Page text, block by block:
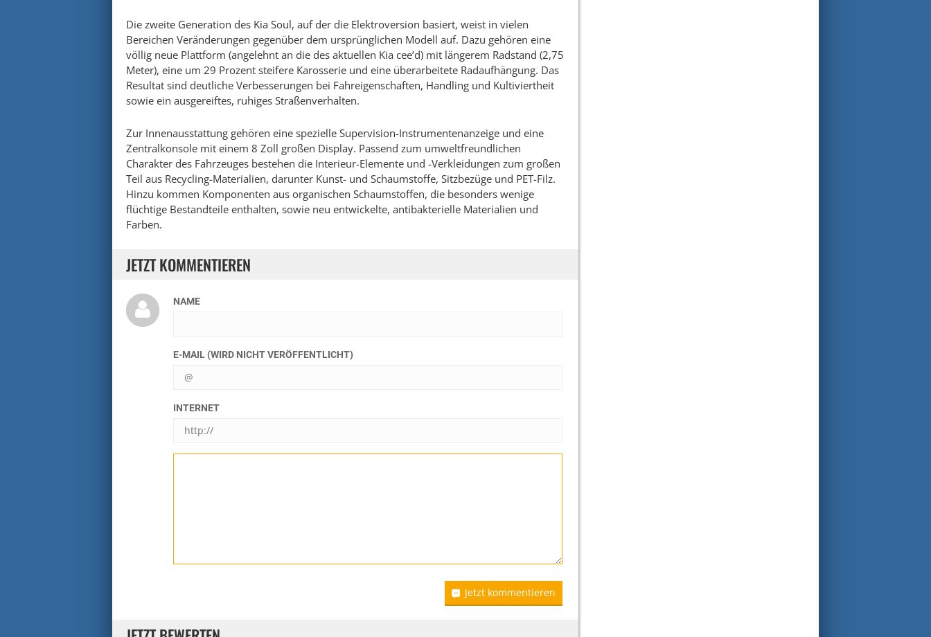
Die zweite Generation des Kia Soul, auf der die Elektroversion basiert, weist in vielen
Bereichen Veränderungen gegenüber dem ursprünglichen Modell auf. Dazu gehören eine
völlig neue Plattform (angelehnt an die des aktuellen Kia cee’d) mit längerem Radstand (2,75
Meter), eine um 29 Prozent steifere Karosserie und eine überarbeitete Radaufhängung. Das
Resultat sind deutliche Verbesserungen bei Fahreigenschaften, Handling und Kultiviertheit
sowie ein ausgereiftes, ruhiges Straßenverhalten.
Zur Innenausstattung gehören eine spezielle Supervision-Instrumentenanzeige und eine
Zentralkonsole mit einem 8 Zoll großen Display. Passend zum umweltfreundlichen
Charakter des Fahrzeuges bestehen die Interieur-Elemente und -Verkleidungen zum großen
Teil aus Recycling-Materialien, darunter Kunst- und Schaumstoffe, Sitzbezüge und PET-Filz.
Hinzu kommen Komponenten aus organischen Schaumstoffen, die besonders wenige
flüchtige Bestandteile enthalten, sowie neu entwickelte, antibakterielle Materialien und
Farben.
JETZT KOMMENTIEREN
NAME
E-MAIL (WIRD NICHT VERÖFFENTLICHT)
INTERNET
Jetzt kommentieren